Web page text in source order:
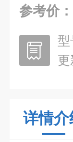
参考价：
型
更
详情介